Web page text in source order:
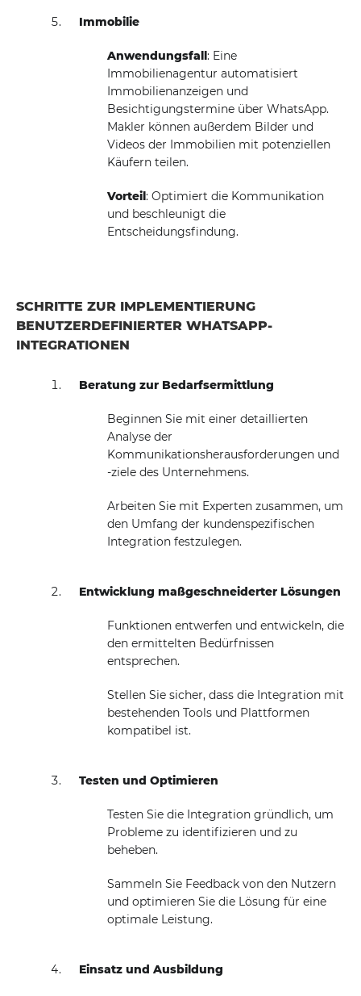
Immobilie
Anwendungsfall: Eine
Immobilienagentur automatisiert
Immobilienanzeigen und
Besichtigungstermine über WhatsApp.
Makler können außerdem Bilder und
Videos der Immobilien mit potenziellen
Käufern teilen.
Vorteil: Optimiert die Kommunikation
und beschleunigt die
Entscheidungsfindung.
SCHRITTE ZUR IMPLEMENTIERUNG
BENUTZERDEFINIERTER WHATSAPP-
INTEGRATIONEN
Beratung zur Bedarfsermittlung
Beginnen Sie mit einer detaillierten
Analyse der
Kommunikationsherausforderungen und
-ziele des Unternehmens.
Arbeiten Sie mit Experten zusammen, um
den Umfang der kundenspezifischen
Integration festzulegen.
Entwicklung maßgeschneiderter Lösungen
Funktionen entwerfen und entwickeln, die
den ermittelten Bedürfnissen
entsprechen.
Stellen Sie sicher, dass die Integration mit
bestehenden Tools und Plattformen
kompatibel ist.
Testen und Optimieren
Testen Sie die Integration gründlich, um
Probleme zu identifizieren und zu
beheben.
Sammeln Sie Feedback von den Nutzern
und optimieren Sie die Lösung für eine
optimale Leistung.
Einsatz und Ausbildung